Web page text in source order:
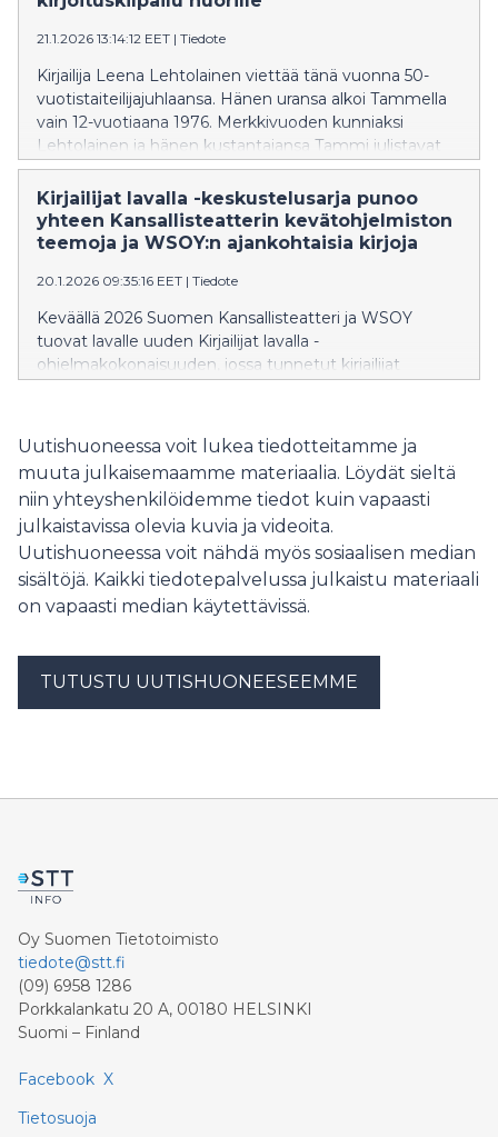
21.1.2026 13:14:12 EET | Tiedote
Kirjailija Leena Lehtolainen viettää tänä vuonna 50-
vuotistaiteilijajuhlaansa. Hänen uransa alkoi Tammella
vain 12-vuotiaana 1976. Merkkivuoden kunniaksi
Lehtolainen ja hänen kustantajansa Tammi julistavat
nuorille kirjoituskilpailun, jonka tarkoitus on innostaa
kuudes- ja seitsemäsluokkalaisia koululaisia
kirjoittamaan ja sitä kautta sanoittamaan omia
tunteitaan ja maailmaansa.
Kirjailijat lavalla -keskustelusarja punoo
yhteen Kansallisteatterin kevätohjelmiston
teemoja ja WSOY:n ajankohtaisia kirjoja
20.1.2026 09:35:16 EET | Tiedote
Keväällä 2026 Suomen Kansallisteatteri ja WSOY
tuovat lavalle uuden Kirjailijat lavalla -
ohjelmakokonaisuuden, jossa tunnetut kirjailijat
Uutishuoneessa voit lukea tiedotteitamme ja
muuta julkaisemaamme materiaalia. Löydät sieltä
niin yhteyshenkilöidemme tiedot kuin vapaasti
julkaistavissa olevia kuvia ja videoita.
Uutishuoneessa voit nähdä myös sosiaalisen median
sisältöjä. Kaikki tiedotepalvelussa julkaistu materiaali
on vapaasti median käytettävissä.
TUTUSTU UUTISHUONEESEEMME
Oy Suomen Tietotoimisto
tiedote@stt.fi
(09) 6958 1286
Porkkalankatu 20 A, 00180 HELSINKI
Suomi – Finland
Facebook X
Tietosuoja